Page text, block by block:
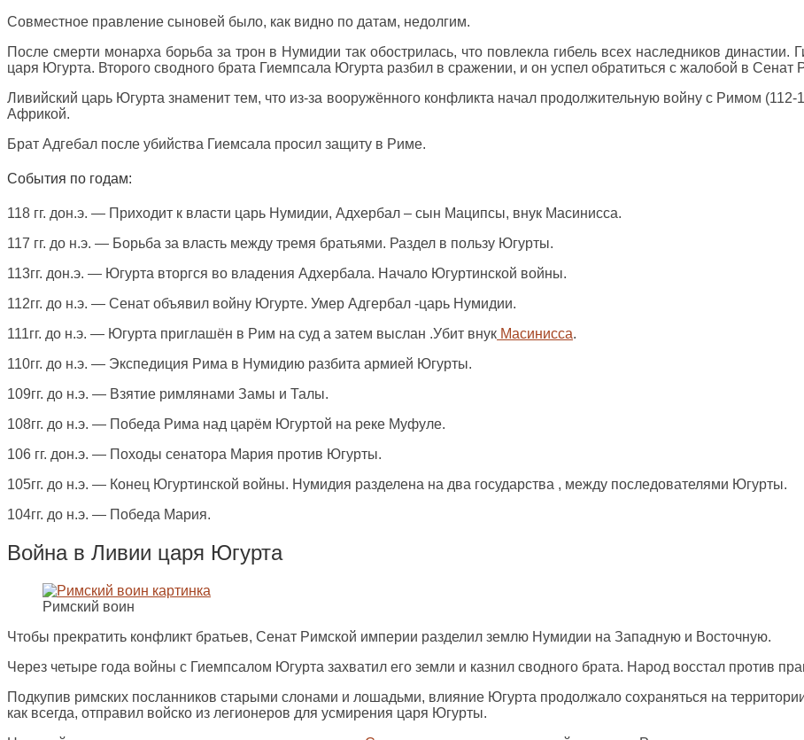
Совместное правление сыновей было, как видно по датам, недолгим.
После смерти монарха борьба за трон в Нумидии так обострилась, что повлекла гибель всех наследников династии.
царя Югурта. Второго сводного брата Гиемпсала Югурта разбил в сражении, и он успел обратиться с жалобой в Сенат
Ливийский царь Югурта знаменит тем, что из-за вооружённого конфликта начал продолжительную войну с Римом
Африкой.
Брат Адгебал после убийства Гиемсала просил защиту в Риме.
События по годам:
118 гг. дон.э. — Приходит к власти царь Нумидии, Адхербал – сын Маципсы, внук Масинисса.
117 гг. до н.э. — Борьба за власть между тремя братьями. Раздел в пользу Югурты.
113гг. дон.э. — Югурта вторгся во владения Адхербала. Начало Югуртинской войны.
112гг. до н.э. — Сенат объявил войну Югурте. Умер Адгербал -царь Нумидии.
111гг. до н.э. — Югурта приглашён в Рим на суд а затем выслан .Убит внук Масинисса.
110гг. до н.э. — Экспедиция Рима в Нумидию разбита армией Югурты.
109гг. до н.э. — Взятие римлянами Замы и Талы.
108гг. до н.э. — Победа Рима над царём Югуртой на реке Муфуле.
106 гг. дон.э. — Походы сенатора Мария против Югурты.
105гг. до н.э. — Конец Югуртинской войны. Нумидия разделена на два государства , между последователями Югурты.
104гг. до н.э. — Победа Мария.
Война в Ливии царя Югурта
Римский воин
Чтобы прекратить конфликт братьев, Сенат Римской империи разделил землю Нумидии на Западную и Восточную.
Через четыре года войны с Гиемпсалом Югурта захватил его земли и казнил сводного брата. Народ восстал против
Подкупив римских посланников старыми слонами и лошадьми, влияние Югурта продолжало сохраняться на
как всегда, отправил войско из легионеров для усмирения царя Югурты.